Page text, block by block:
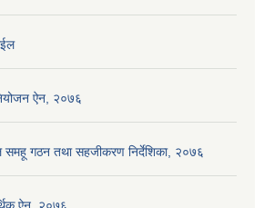
ऐन, २०७६
समहू गठन तथा सहजीकरण निर्देशिका, २०७६